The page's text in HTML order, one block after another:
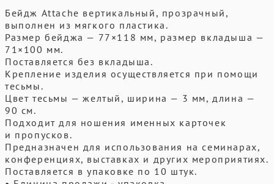
Бейдж Attache вертикальный, прозрачный,
выполнен из мягкого пластика.
Размер бейджа — 77×118 мм, размер вкладыша —
71×100 мм.
Поставляется без вкладыша.
Крепление изделия осуществляется при помощи
тесьмы.
Цвет тесьмы — желтый, ширина — 3 мм, длина —
90 см.
Подходит для ношения именных карточек
и пропусков.
Предназначен для использования на семинарах,
конференциях, выставках и других мероприятиях.
Поставляется в упаковке по 10 штук.